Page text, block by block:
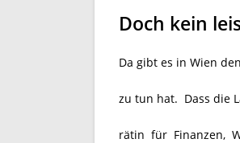
Doch kein
Da gibt es in Wien
zu tun hat. Dass die
rätin für Finanzen,